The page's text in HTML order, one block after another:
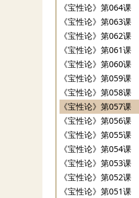
《宝性论》第064课
《宝性论》第063课
《宝性论》第062课
《宝性论》第061课
《宝性论》第060课
《宝性论》第059课
《宝性论》第058课
《宝性论》第057课
《宝性论》第056课
《宝性论》第055课
《宝性论》第054课
《宝性论》第053课
《宝性论》第052课
《宝性论》第051课